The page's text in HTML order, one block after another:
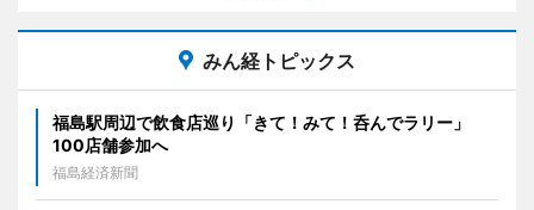
みん経トピックス
福島駅周辺で飲食店巡り「きて！みて！呑んでラリー」
100店舗参加へ
福島経済新聞